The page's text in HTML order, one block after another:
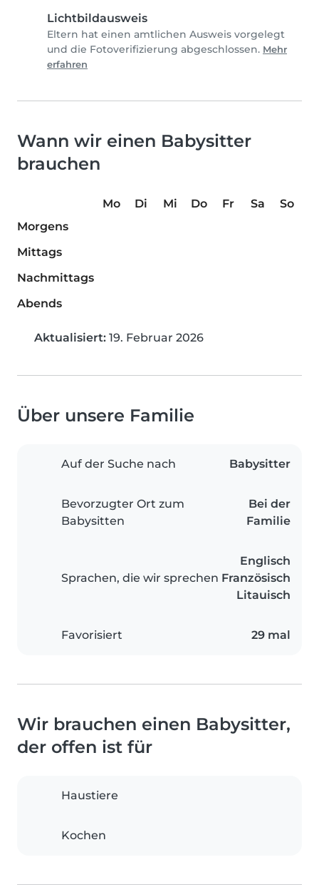
Lichtbildausweis
Eltern hat einen amtlichen Ausweis vorgelegt
und die Fotoverifizierung abgeschlossen. Mehr
erfahren
Wann wir einen Babysitter
brauchen
Mo Di Mi Do Fr Sa
So
Morgens
Mittags
Nachmittags
Abends
Aktualisiert: 19. Februar 2026
Über unsere Familie
Auf der Suche nach Babysitter
Bevorzugter Ort zum
Babysitten
Bei der
Familie
Sprachen, die wir sprechen
Englisch
Französisch
Litauisch
Favorisiert 29 mal
Wir brauchen einen Babysitter,
der offen ist für
Haustiere
Kochen